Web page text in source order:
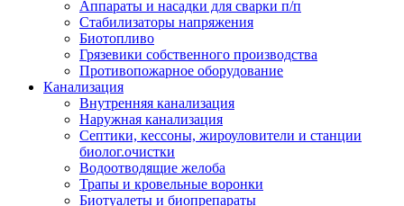
Аппараты и насадки для сварки п/п
Стабилизаторы напряжения
Биотопливо
Грязевики собственного производства
Противопожарное оборудование
Канализация
Внутренняя канализация
Наружная канализация
Септики, кессоны, жироуловители и станции
биолог.очистки
Водоотводящие желоба
Трапы и кровельные воронки
Биотуалеты и биопрепараты